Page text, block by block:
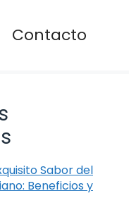
Contacto
Sabor del
Beneficios y